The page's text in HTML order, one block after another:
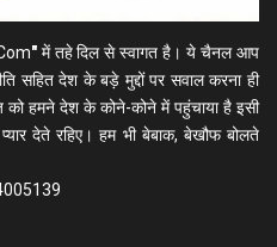
"में तहे दिल से स्वागत है। ये चैनल आप
सहित देश के बड़े मुद्दों पर सवाल करना ही
हमने देश के कोने-कोने में पहुंचाया है इसी
देते रहिए। हम भी बेबाक, बेखौफ बोलते